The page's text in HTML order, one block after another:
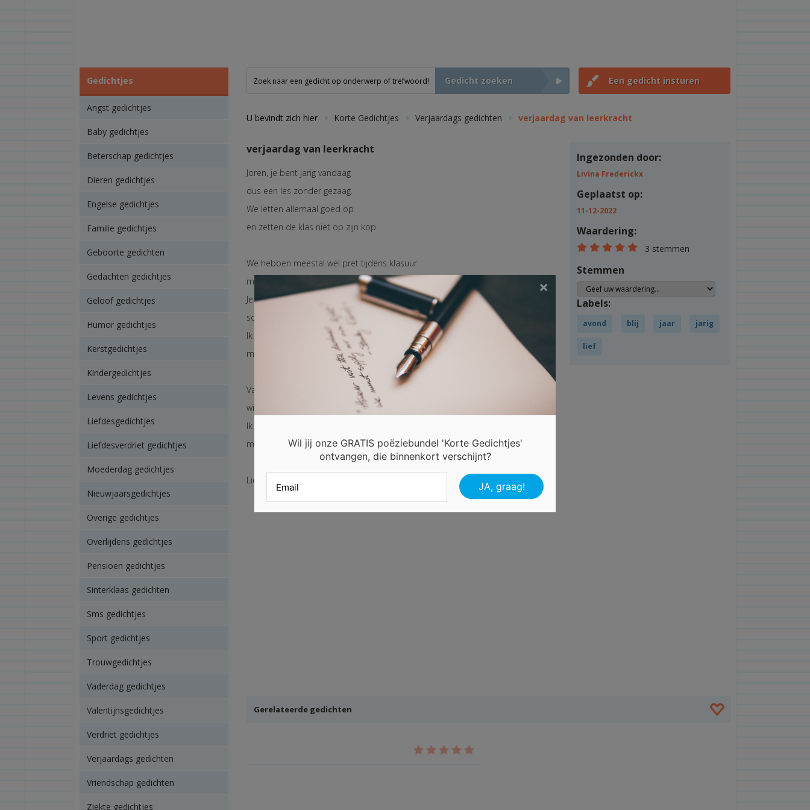
Gedicht zoeken Een gedicht insturen
U bevindt zich hier Korte Gedichtjes Verjaardags gedichten verjaardag van leerkracht
verjaardag van leerkracht
Joren, je bent jarig vandaag
dus een les zonder gezaag.
We letten allemaal goed op
en zetten de klas niet op zijn kop.
We hebben meestal wel pret tijdens klasuur
maar soms is de les zuur.
Je geeft ons het vak onthaal
soms krijg ik van jou wel eens een signaal.
Ik vlieg naar de time-out
maar je blijft een leerkracht van goud.
Vanavond een glaasje wijn,
wij zullen er altijd voor jou zijn.
Ik wens je een fijne dag
met iets lekkers en een lach!
Liefst Livina!
Ingezonden door:
Livina Frederickx
Geplaatst op:
11-12-2022
Waardering:
3 stemmen
Stemmen
Labels:
avond blij jaar jarig
lief
Gerelateerde gedichten
Gedichtjes
Angst gedichtjes
Baby gedichtjes
Beterschap gedichtjes
Dieren gedichtjes
Engelse gedichtjes
Familie gedichtjes
Geboorte gedichten
Gedachten gedichtjes
Geloof gedichtjes
Humor gedichtjes
Kerstgedichtjes
Kindergedichtjes
Levens gedichtjes
Liefdesgedichtjes
Liefdesverdriet gedichtjes
Moederdag gedichtjes
Nieuwjaarsgedichtjes
Overige gedichtjes
Overlijdens gedichtjes
Pensioen gedichtjes
Sinterklaas gedichten
Sms gedichtjes
Sport gedichtjes
Trouwgedichtjes
Vaderdag gedichtjes
Valentijnsgedichtjes
Verdriet gedichtjes
Verjaardags gedichten
Vriendschap gedichten
Ziekte gedichtjes
Wil jij onze GRATIS poëziebundel 'Korte Gedichtjes'
ontvangen, die binnenkort verschijnt?
×